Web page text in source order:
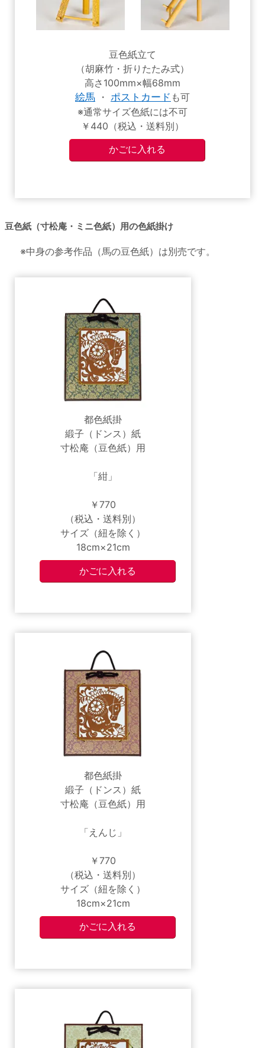
豆色紙立て
（胡麻竹・折りたたみ式）
高さ100mm×幅68mm
絵馬 ・ ポストカード も可
※通常サイズ色紙には不可
￥440（税込・送料別）
豆色紙（寸松庵・ミニ色紙）用の色紙掛け
※中身の参考作品（馬の豆色紙）は別売です。
都色紙掛
緞子（ドンス）紙
寸松庵（豆色紙）用
「紺」
￥770
（税込・送料別）
サイズ（紐を除く）
18cm×21cm
都色紙掛
緞子（ドンス）紙
寸松庵（豆色紙）用
「えんじ」
￥770
（税込・送料別）
サイズ（紐を除く）
18cm×21cm